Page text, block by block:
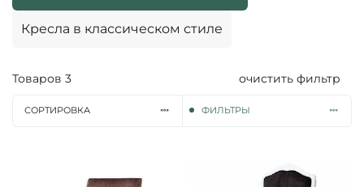
Кресла в классическом стиле
Товаров 3 очистить фильтр
СОРТИРОВКА ФИЛЬТРЫ